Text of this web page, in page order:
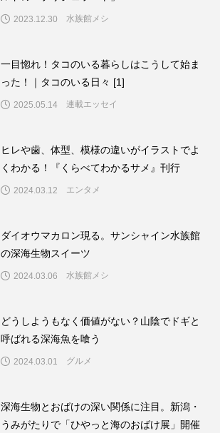
2023.12.30 水族館メシ
一目惚れ！タコのいる暮らしはこうして始ま
った！｜タコのいる日々 [1]
2025.05.14 連載エッセイ
ヒレや歯、体型、模様の違いがイラストでよ
くわかる！『くらべてわかるサメ』刊行
2024.03.12 エンタメ
ダイオウマカロン現る。サンシャイン水族館
の深海生物スイーツ
2024.03.06 水族館メシ
どうしようもなく価値がない？山陰でドギと
呼ばれる深海魚を喰う
2024.03.01 グルメ
深海生物とおばけの深い関係に注目。新潟・
うみがたりで「ひやっと海のおばけ展」開催